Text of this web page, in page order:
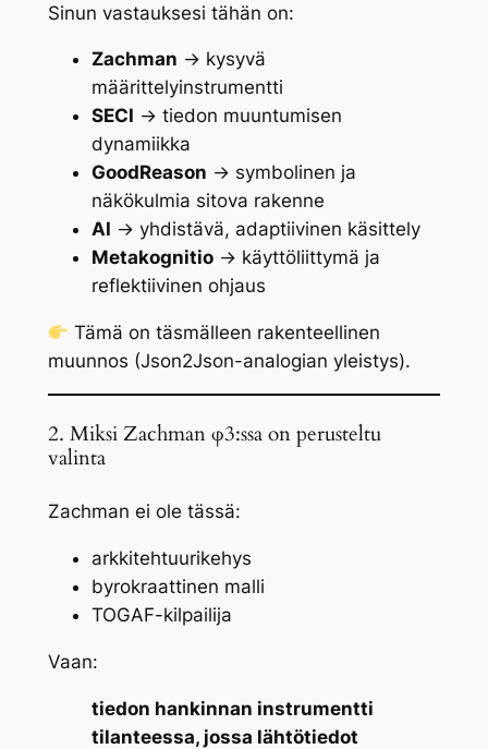
Sinun vastauksesi tähän on:
Zachman → kysyvä
määrittelyinstrumentti
SECI → tiedon muuntumisen
dynamiikka
GoodReason → symbolinen ja
näkökulmia sitova rakenne
AI → yhdistävä, adaptiivinen käsittely
Metakognitio→ käyttöliittymä ja
reflektiivinen ohjaus
Tämä on täsmälleen rakenteellinen
muunnos (Json2Json-analogian yleistys).
2. Miksi Zachman φ3:ssa on perusteltu
valinta
Zachman ei ole tässä:
arkkitehtuurikehys
byrokraattinen malli
TOGAF-kilpailija
Vaan:
tiedon hankinnan instrumentti
tilanteessa, jossa lähtötiedot